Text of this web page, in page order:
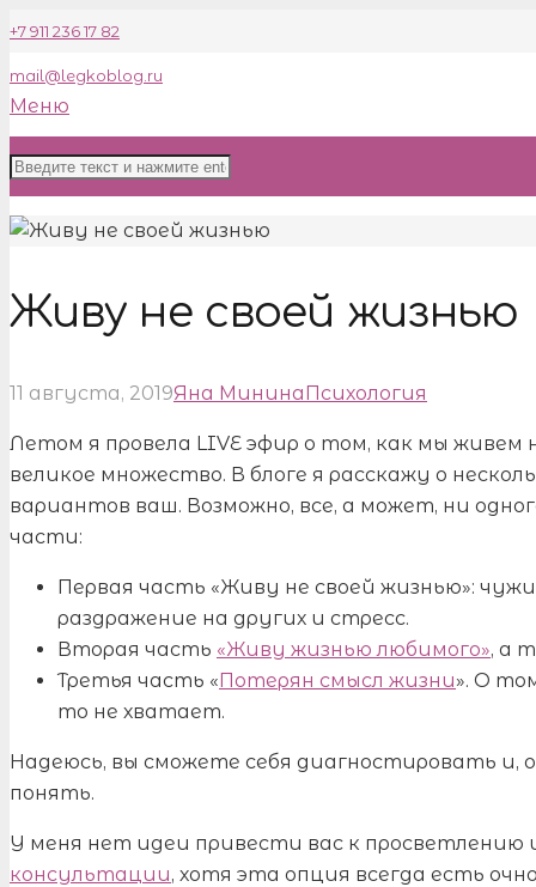
+7 911 236 17 82
mail@legkoblog.ru
Меню
Живу не своей жизнью
11 августа, 2019Яна МининаПсихология
Летом я провела LIVE эфир о том, как мы живем
великое множество. В блоге я расскажу о
вариантов ваш. Возможно, все, а может, ни
части:
Первая часть «Живу не своей жизнью»:
раздражение на других и стресс.
Вторая часть «Живу жизнью любимого», а
Третья часть «Потерян смысл жизни». О
то не хватает.
Надеюсь, вы сможете себя диагностировать и,
понять.
У меня нет идеи привести вас к просветлению
консультации, хотя эта опция всегда есть